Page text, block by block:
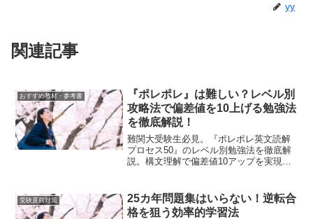
yy
関連記事
おすすめ教材・参考書
『ポレポレ』は難しい？レベル別
攻略法で偏差値を10上げる勉強法
を徹底解説！
難関大受験生必見。『ポレポレ英文読解
プロセス50』のレベル別勉強法を徹底解
説。構文理解で偏差値10アップを実現す
受験直前対策
25カ年問題集はいらない！逆転合
格を狙う効率的学習法